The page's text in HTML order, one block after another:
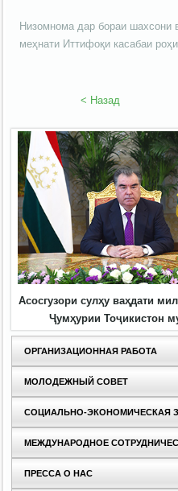
Низомнома дар бораи шахсони
меҳнати Иттифоқи касабаи
< Назад
Асосгузори сулҳу ваҳдати
Ҷумҳурии Тоҷикистон
ОРГАНИЗАЦИОННАЯ РАБОТА
МОЛОДЕЖНЫЙ СОВЕТ
СОЦИАЛЬНО-ЭКОНОМИЧЕСКАЯ
МЕЖДУНАРОДНОЕ
ПРЕССА О НАС